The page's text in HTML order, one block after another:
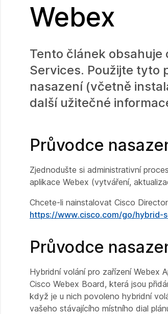
Webex
Tento článek
Services. Použijte tyto
nasazení (včetně
další užitečné
Průvodce
Zjednodušte si administrativní
aplikace Webex (vytváření,
Chcete-li nainstalovat Cisco
https://www.cisco.com/go/hybrid-
Průvodce
Hybridní volání pro zařízení Webex
Cisco Webex Board, která jsou
když je u nich povoleno hybridní
vašeho stávajícího místního dial